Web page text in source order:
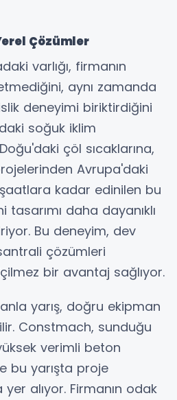
Çözümler
varlığı, firmanın
aynı zamanda
deneyimi biriktirdiğini
soğuk iklim
çöl sıcaklarına,
Avrupa'daki
kadar edinilen bu
daha dayanıklı
Bu deneyim, dev
çözümleri
bir avantaj sağlıyor.
yarış, doğru ekipman
Constmach, sunduğu
verimli beton
bu yarışta proje
alıyor. Firmanın odak